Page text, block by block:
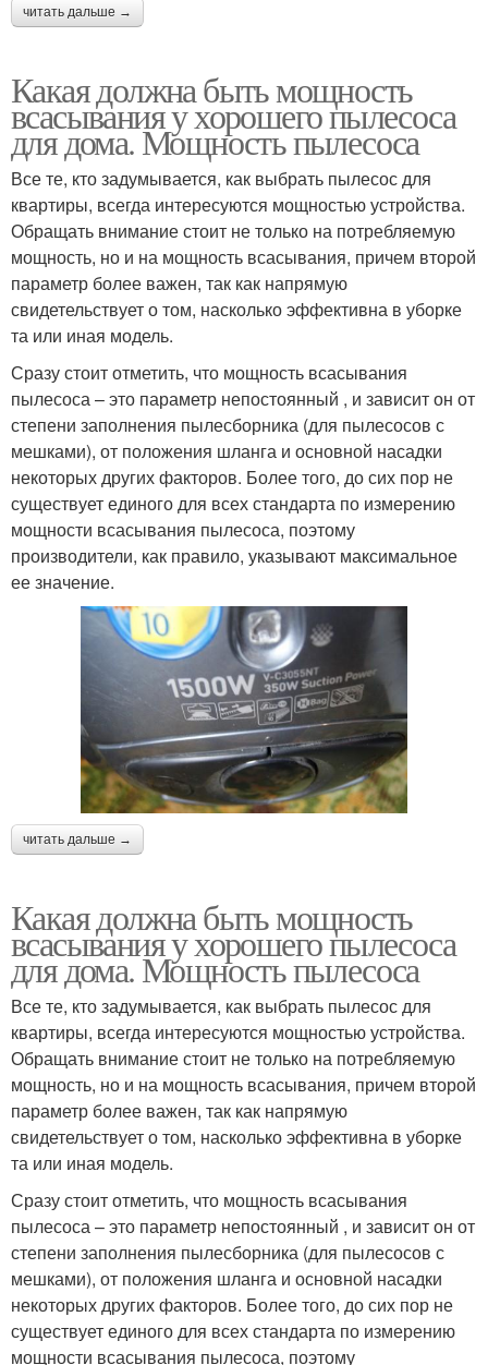
читать дальше →
Какая должна быть мощность
всасывания у хорошего пылесоса
для дома. Мощность пылесоса
Все те, кто задумывается, как выбрать пылесос для
квартиры, всегда интересуются мощностью устройства.
Обращать внимание стоит не только на потребляемую
мощность, но и на мощность всасывания, причем второй
параметр более важен, так как напрямую
свидетельствует о том, насколько эффективна в уборке
та или иная модель.
Сразу стоит отметить, что мощность всасывания
пылесоса – это параметр непостоянный , и зависит он от
степени заполнения пылесборника (для пылесосов с
мешками), от положения шланга и основной насадки
некоторых других факторов. Более того, до сих пор не
существует единого для всех стандарта по измерению
мощности всасывания пылесоса, поэтому
производители, как правило, указывают максимальное
ее значение.
читать дальше →
Какая должна быть мощность
всасывания у хорошего пылесоса
для дома. Мощность пылесоса
Все те, кто задумывается, как выбрать пылесос для
квартиры, всегда интересуются мощностью устройства.
Обращать внимание стоит не только на потребляемую
мощность, но и на мощность всасывания, причем второй
параметр более важен, так как напрямую
свидетельствует о том, насколько эффективна в уборке
та или иная модель.
Сразу стоит отметить, что мощность всасывания
пылесоса – это параметр непостоянный , и зависит он от
степени заполнения пылесборника (для пылесосов с
мешками), от положения шланга и основной насадки
некоторых других факторов. Более того, до сих пор не
существует единого для всех стандарта по измерению
мощности всасывания пылесоса, поэтому